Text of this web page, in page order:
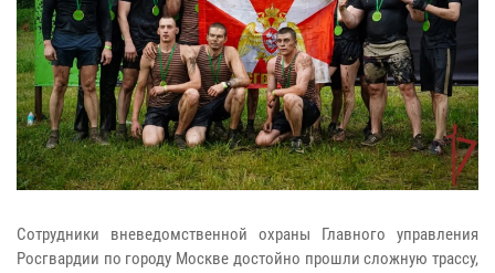
Сотрудники вневедомственной охраны Главного управления
Росгвардии по городу Москве достойно прошли сложную трассу,